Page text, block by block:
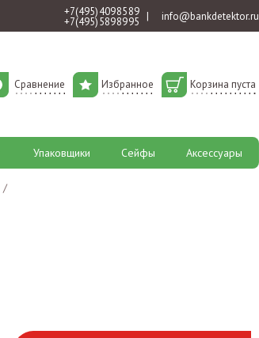
+7 (495) 409 85 89
+7 (495) 589 89 95 | info@bankdetektor.ru
Сравнение Избранное Корзина пуста
Упаковщики Сейфы Аксессуары
/